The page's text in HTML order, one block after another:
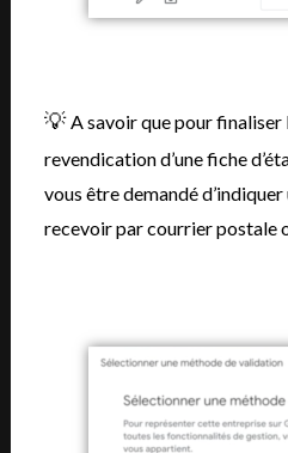
💡 A savoir que pour finaliser
revendication d’une fiche
vous être demandé
recevoir par courrier postale